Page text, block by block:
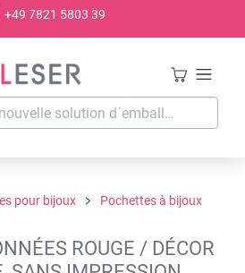
+49 7821 5803 39
pour bijoux Pochettes à bijoux
ROUGE / DÉCOR